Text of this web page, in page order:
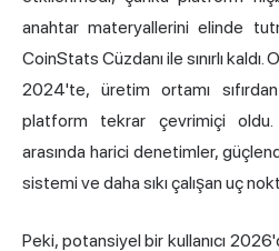
anahtar materyallerini elinde
CoinStats Cüzdanı ile sınırlı
2024'te, üretim ortamı
platform tekrar çevrimiçi oldu.
arasında harici denetimler,
sistemi ve daha sıkı çalışan uç
Peki, potansiyel bir kullanıcı